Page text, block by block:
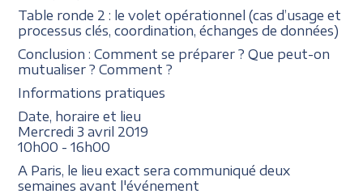
Table ronde 2 : le volet opérationnel (cas d’usage et
processus clés, coordination, échanges de données)
Conclusion : Comment se préparer ? Que peut-on
mutualiser ? Comment ?
Informations pratiques
Date, horaire et lieu
Mercredi 3 avril 2019
10h00 - 16h00
A Paris, le lieu exact sera communiqué deux
semaines avant l'événement